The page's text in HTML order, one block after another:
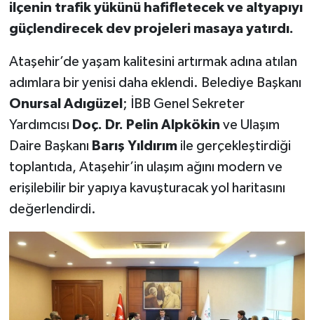
ilçenin trafik yükünü hafifletecek ve altyapıyı
güçlendirecek dev projeleri masaya yatırdı.
Ataşehir’de yaşam kalitesini artırmak adına atılan
adımlara bir yenisi daha eklendi. Belediye Başkanı
Onursal Adıgüzel ; İBB Genel Sekreter
Yardımcısı Doç. Dr. Pelin Alpkökin ve Ulaşım
Daire Başkanı Barış Yıldırımile gerçekleştirdiği
toplantıda, Ataşehir’in ulaşım ağını modern ve
erişilebilir bir yapıya kavuşturacak yol haritasını
değerlendirdi.